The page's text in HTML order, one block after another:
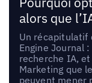
alors que
Un récapitulatif
Engine Journal
recherche IA,
Marketing que
peuvent mener